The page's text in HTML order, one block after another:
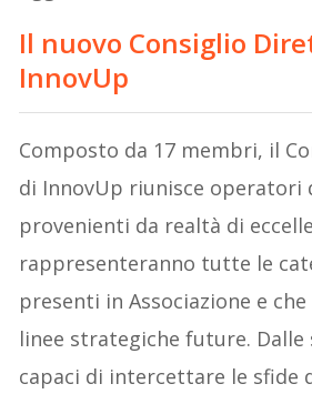
Il nuovo Consiglio
InnovUp
Composto da 17 membri, il
di InnovUp riunisce operatori
provenienti da realtà di
rappresenteranno tutte le
presenti in Associazione e
linee strategiche future.
capaci di intercettare le sfide